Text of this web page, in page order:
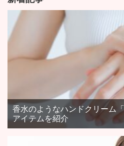
香水のようなハンドクリーム
アイテムを紹介